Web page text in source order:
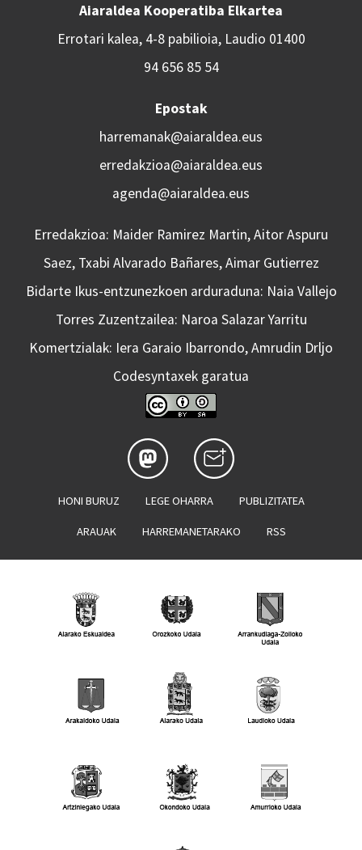
Aiaraldea Kooperatiba Elkartea
Errotari kalea, 4-8 pabilioia, Laudio 01400
94 656 85 54
Epostak
harremanak@aiaraldea.eus
erredakzioa@aiaraldea.eus
agenda@aiaraldea.eus
Erredakzioa: Maider Ramirez Martin, Aitor Aspuru
Saez, Txabi Alvarado Bañares, Aimar Gutierrez
Bidarte Ikus-entzunezkoen arduraduna: Naia Vallejo
Torres Zuzentzailea: Naroa Salazar Yarritu
Komertzialak: Iera Garaio Ibarrondo, Amrudin Drljo
Codesyntaxek garatua
HONI BURUZ LEGE OHARRA PUBLIZITATEA
ARAUAK HARREMANETARAKO RSS